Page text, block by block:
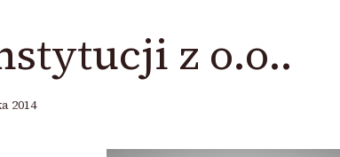
z o.o..
2014